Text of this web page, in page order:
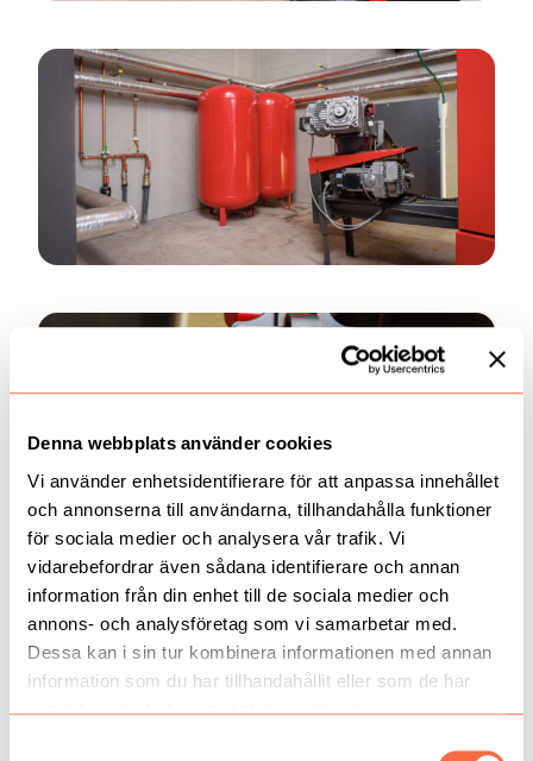
Denna webbplats använder cookies
Vi använder enhetsidentifierare för att anpassa innehållet
och annonserna till användarna, tillhandahålla funktioner
för sociala medier och analysera vår trafik. Vi
vidarebefordrar även sådana identifierare och annan
information från din enhet till de sociala medier och
annons- och analysföretag som vi samarbetar med.
Dessa kan i sin tur kombinera informationen med annan
information som du har tillhandahållit eller som de har
samlat in när du har använt deras tjänster.